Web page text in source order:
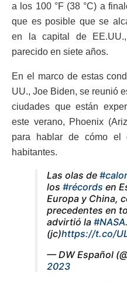
a los 100 °F (38 °C) a
que es posible que se
en la capital de
parecido en siete años.
En el marco de estas
UU., Joe Biden, se reunió
ciudades que están
este verano, Phoenix
para hablar de cómo el
habitantes.
Las olas de #calor
los #récords en
Europa y China,
precedentes en
advirtió la #NASA.
(jc)https://t.co/
— DW Español
2023